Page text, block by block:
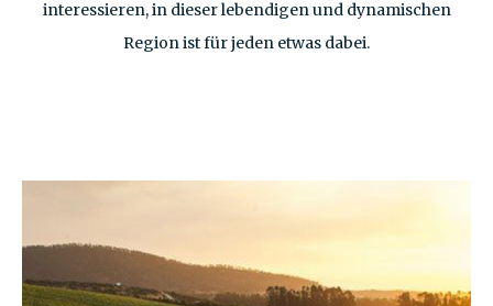
interessieren, in dieser lebendigen und dynamischen
Region ist für jeden etwas dabei.